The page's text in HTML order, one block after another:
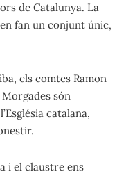
de Catalunya. La
fan un conjunt únic,
els comtes Ramon
són
catalana,
i el claustre ens